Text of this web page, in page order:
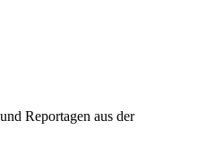
Reportagen aus der